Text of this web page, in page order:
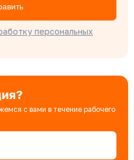
персональных
с вами в течение рабочего